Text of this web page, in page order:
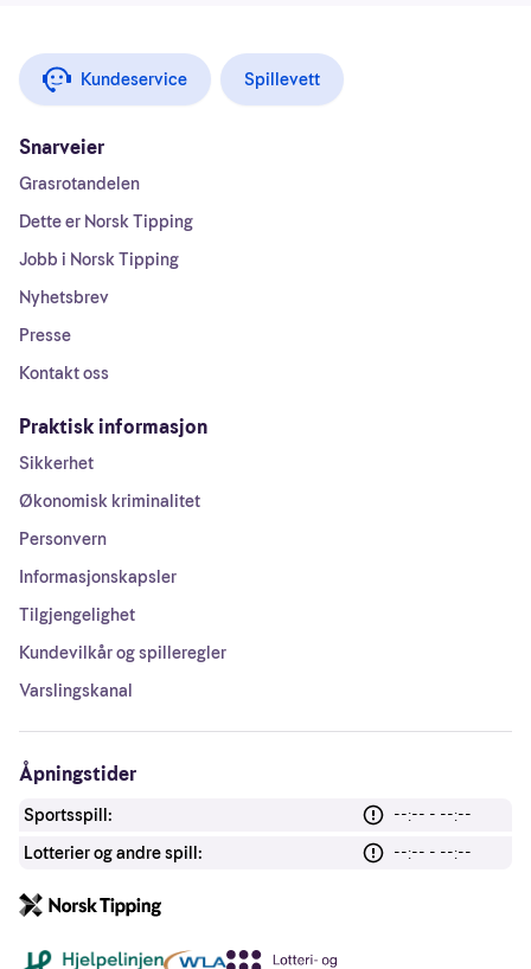
Kundeservice Spillevett
Snarveier
Grasrotandelen
Dette er Norsk Tipping
Jobb i Norsk Tipping
Nyhetsbrev
Presse
Kontakt oss
Praktisk informasjon
Sikkerhet
Økonomisk kriminalitet
Personvern
Informasjonskapsler
Tilgjengelighet
Kundevilkår og spilleregler
Varslingskanal
Åpningstider
Sportsspill:
--:-- - --:--
Lotterier og andre spill:
--:-- - --:--
Andre lenker